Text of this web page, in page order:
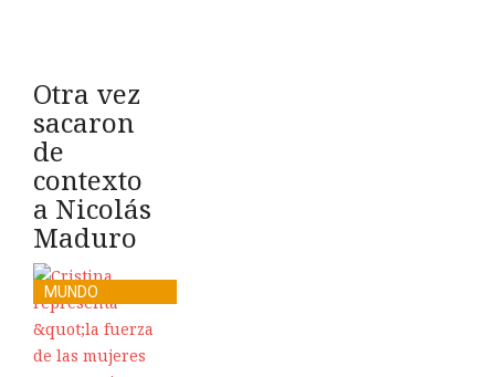
Otra vez
sacaron
de
contexto
a Nicolás
Maduro
MUNDO